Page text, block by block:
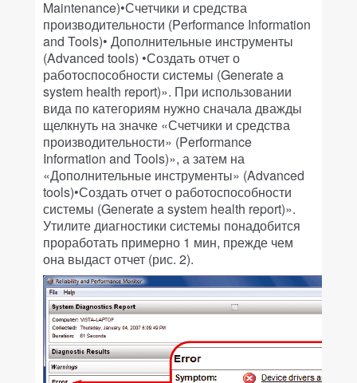
Maintenance)•Счетчики и средства
производительности (Performance Information
and Tools)• Дополнительные инструменты
(Advanced tools) •Создать отчет о
работоспособности системы (Generate a
system health report)». При использовании
вида по категориям нужно сначала дважды
щелкнуть на значке «Счетчики и средства
производительности» (Performance
Information and Tools)», а затем на
«Дополнительные инструменты» (Advanced
tools)•Создать отчет о работоспособности
системы (Generate a system health report)».
Утилите диагностики системы понадобится
проработать примерно 1 мин, прежде чем
она выдаст отчет (рис. 2).